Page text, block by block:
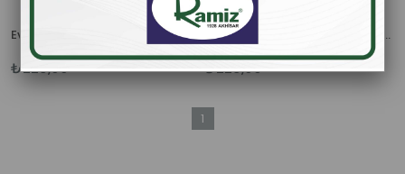
Ev Yapımı Ramiz Özel Acısız Tarhana 1 kg.
₺225,00
Ev Yapımı Ramiz Özel Acılı Tarhana 1 Kg.
₺225,00
1